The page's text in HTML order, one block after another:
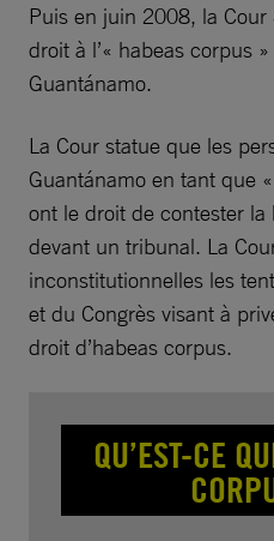
Puis en juin 2008, la
droit à l’« habeas corpus
Guantánamo.
La Cour statue que les
Guantánamo en tant que
ont le droit de contester
devant un tribunal. La
inconstitutionnelles les
et du Congrès visant à
droit d’habeas corpus.
QU’EST-CE